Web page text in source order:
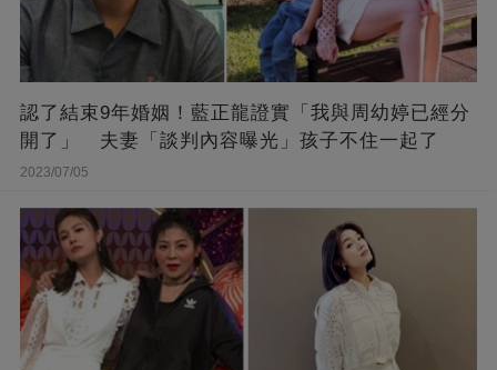
認了結束9年婚姻！藍正龍證實「我與周幼婷已經分
開了」 夫妻「談判內容曝光」孩子不住一起了
2023/07/05